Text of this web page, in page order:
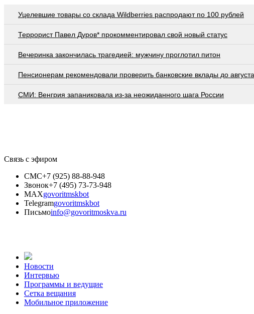
Уцелевшие товары со склада Wildberries распродают по 100 рублей
Террорист Павел Дуров* прокомментировал свой новый статус
Вечеринка закончилась трагедией: мужчину проглотил питон
Пенсионерам рекомендовали проверить банковские вклады до августа
СМИ: Венгрия запаниковала из-за неожиданного шага России
Связь с эфиром
СМС+7 (925) 88-88-948
Звонок+7 (495) 73-73-948
MAXgovoritmskbot
Telegramgovoritmskbot
Письмоinfo@govoritmoskva.ru
Новости
Интервью
Программы и ведущие
Сетка вещания
Мобильное приложение